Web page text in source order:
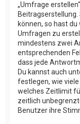
„Umfrage
können, so hast
Umfragen zu
mindestens zwei
entsprechenden
dass jede
Du kannst auch
festlegen, wie
welches Zeitlimit
zeitlich
Benutzer ihre